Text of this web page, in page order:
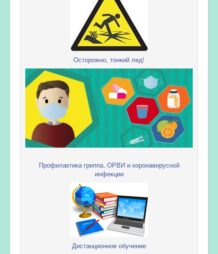
Осторожно, тонкий лед!
Профилактика гриппа, ОРВИ и коронавирусной
инфекции
Дистанционное обучение